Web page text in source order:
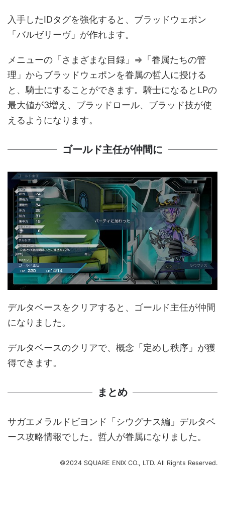
入手したIDタグを強化すると、ブラッドウェポン
「バルゼリーヴ」が作れます。
メニューの「さまざまな目録」⇒「眷属たちの管
理」からブラッドウェポンを眷属の哲人に授ける
と、騎士にすることができます。騎士になるとLPの
最大値が3増え、ブラッドロール、ブラッド技が使
えるようになります。
ゴールド主任が仲間に
デルタベースをクリアすると、ゴールド主任が仲間
になりました。
デルタベースのクリアで、概念「定めし秩序」が獲
得できます。
まとめ
サガエメラルドビヨンド「シウグナス編」デルタベ
ース攻略情報でした。哲人が眷属になりました。
©2024 SQUARE ENIX CO., LTD. All Rights Reserved.